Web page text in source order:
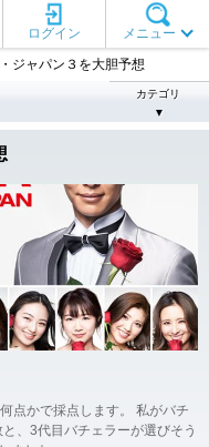
メニュー
ログイン
ジャパン３を大胆予想
カテゴリ
▼
点かで採点します。 私がバチ
、3代目バチェラーが選びそう